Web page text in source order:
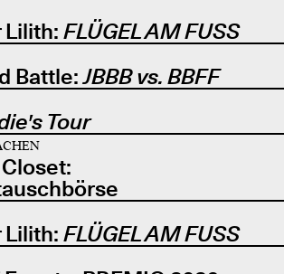
Lilith: FLÜGEL AM FUSS
Battle:JBBB vs. BBFF
Tour
Lilith: FLÜGEL AM FUSS